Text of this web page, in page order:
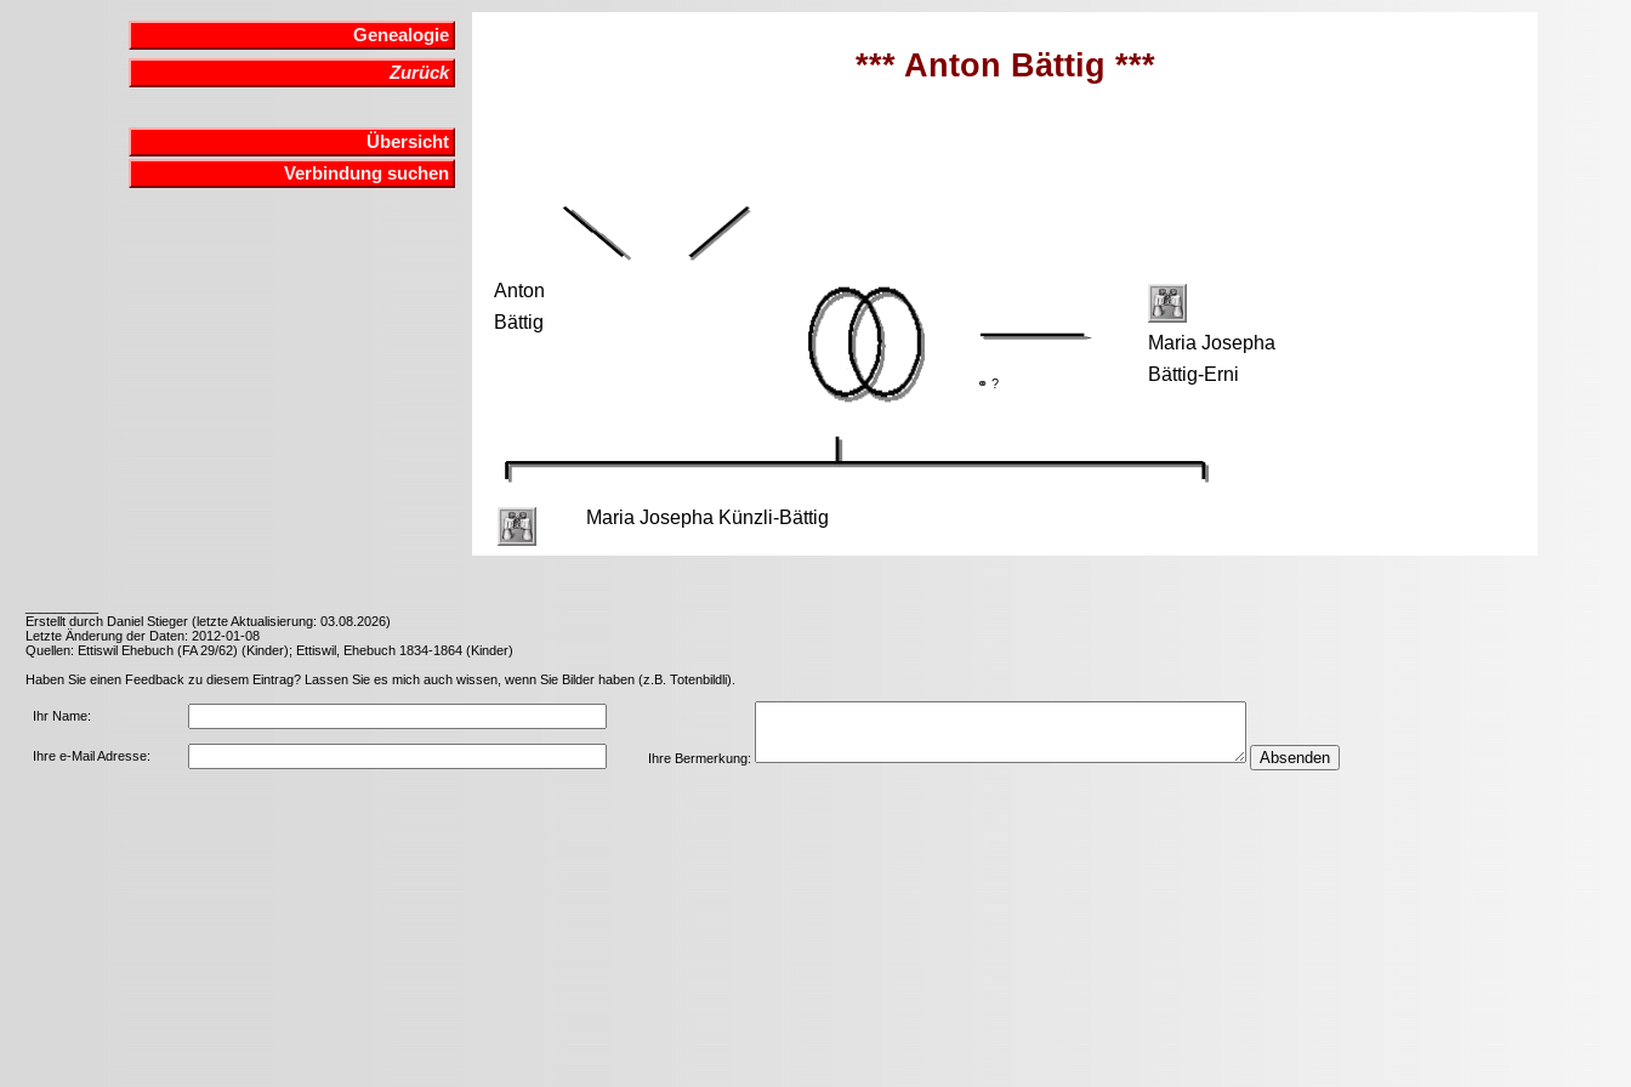
Genealogie
Zurück
Übersicht
Verbindung suchen
*** Anton Bättig ***
Anton
Bättig
⚭ ?
Maria Josepha
Bättig-Erni
Maria Josepha Künzli-Bättig
Erstellt durch Daniel Stieger (letzte Aktualisierung: 03.08.2026)
Letzte Änderung der Daten: 2012-01-08
Quellen: Ettiswil Ehebuch (FA 29/62) (Kinder); Ettiswil, Ehebuch 1834-1864 (Kinder)
Haben Sie einen Feedback zu diesem Eintrag? Lassen Sie es mich auch wissen, wenn Sie Bilder haben (z.B. Totenbildli).
Ihr Name:
Ihre e-Mail Adresse: Ihre Bermerkung: